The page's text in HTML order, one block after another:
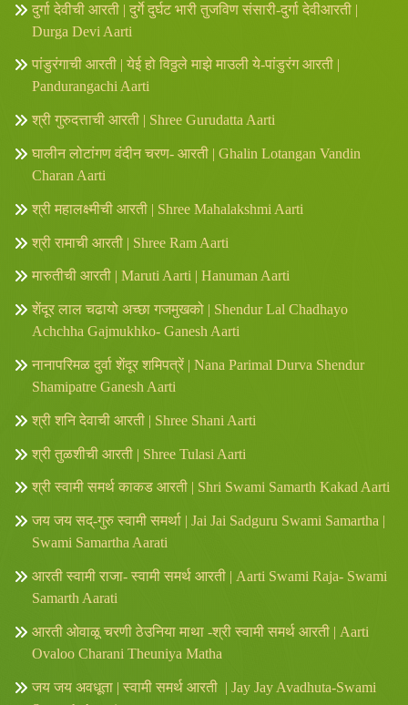
दुर्गा देवीची आरती | दुर्गे दुर्घट भारी तुजविण संसारी-दुर्गा देवीआरती |
Durga Devi Aarti
पांडुरंगाची आरती | येई हो विठ्ठले माझे माउली ये-पांडुरंग आरती |
Pandurangachi Aarti
श्री गुरुदत्ताची आरती | Shree Gurudatta Aarti
घालीन लोटांगण वंदीन चरण- आरती | Ghalin Lotangan Vandin
Charan Aarti
श्री महालक्ष्मीची आरती | Shree Mahalakshmi Aarti
श्री रामाची आरती | Shree Ram Aarti
मारुतीची आरती | Maruti Aarti | Hanuman Aarti
शेंदूर लाल चढायो अच्छा गजमुखको | Shendur Lal Chadhayo
Achchha Gajmukhko- Ganesh Aarti
नानापरिमळ दुर्वा शेंदूर शमिपत्रें | Nana Parimal Durva Shendur
Shamipatre Ganesh Aarti
श्री शनि देवाची आरती | Shree Shani Aarti
श्री तुळशीची आरती | Shree Tulasi Aarti
श्री स्वामी समर्थ काकड आरती | Shri Swami Samarth Kakad Aarti
जय जय सद्-गुरु स्वामी समर्था | Jai Jai Sadguru Swami Samartha |
Swami Samartha Aarati
आरती स्वामी राजा- स्वामी समर्थ आरती | Aarti Swami Raja- Swami
Samarth Aarati
आरती ओवाळू चरणी ठेउनिया माथा -श्री स्वामी समर्थ आरती | Aarti
Ovaloo Charani Theuniya Matha
जय जय अवधूता | स्वामी समर्थ आरती | Jay Jay Avadhuta-Swami